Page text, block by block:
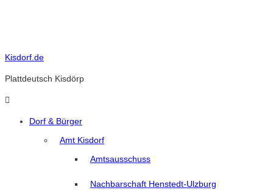
Kisdorf.de
Plattdeutsch Kisdörp
Dorf & Bürger
Amt Kisdorf
Amtsausschuss
Nachbarschaft Henstedt-Ulzburg